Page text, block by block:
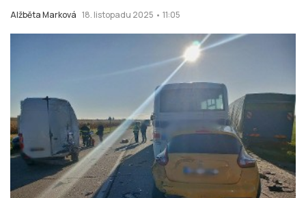
Alžběta Marková 18. listopadu 2025 • 11:05